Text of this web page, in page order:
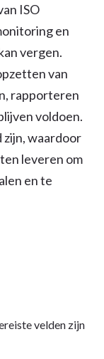
ISO
en
vergen.
van
rapporteren
voldoen.
zijn, waardoor
leveren om
en te
velden zijn